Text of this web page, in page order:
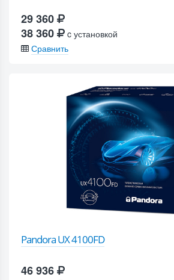
29 360
38 360
c установкой
Сравнить
Pandora UX 4100FD
46 936